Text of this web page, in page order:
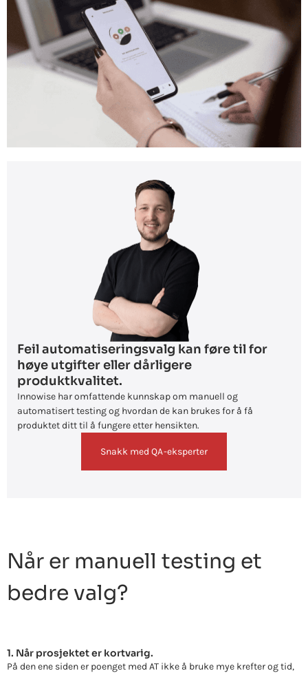
Feil automatiseringsvalg kan føre til for
høye utgifter eller dårligere
produktkvalitet.
Innowise har omfattende kunnskap om manuell og
automatisert testing og hvordan de kan brukes for å få
produktet ditt til å fungere etter hensikten.
Snakk med QA-eksperter
Når er manuell testing et
bedre valg?
1. Når prosjektet er kortvarig.
På den ene siden er poenget med AT ikke å bruke mye krefter og tid,